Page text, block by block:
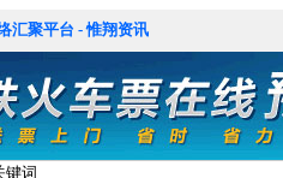
汇聚平台 - 惟翔资讯